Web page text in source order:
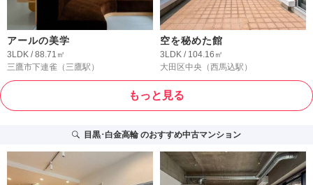
アールの美学
3LDK / 88.71㎡
三鷹市下連雀 （三鷹駅）
空を秘めた館
3LDK / 104.16㎡
大田区中央 （西馬込駅）
もっと見る
目黒･白金高輪のおすすめ中古マンション